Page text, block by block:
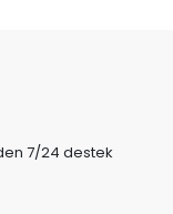
7/24 destek